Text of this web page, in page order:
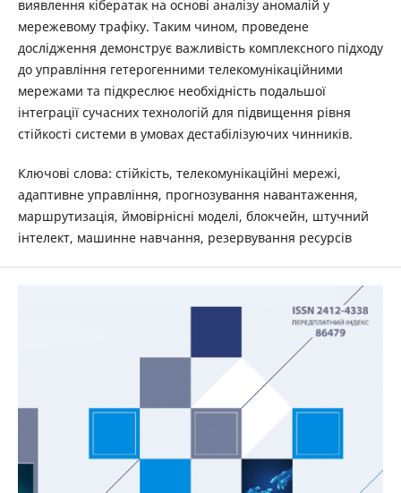
виявлення кібератак на основі аналізу аномалій у
мережевому трафіку. Таким чином, проведене
дослідження демонструє важливість комплексного підходу
до управління гетерогенними телекомунікаційними
мережами та підкреслює необхідність подальшої
інтеграції сучасних технологій для підвищення рівня
стійкості системи в умовах дестабілізуючих чинників.
Ключові слова: стійкість, телекомунікаційні мережі,
адаптивне управління, прогнозування навантаження,
маршрутизація, ймовірнісні моделі, блокчейн, штучний
інтелект, машинне навчання, резервування ресурсів